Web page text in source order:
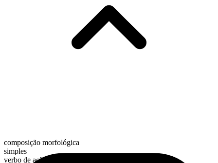
composição morfológica
simples
verbo de ação